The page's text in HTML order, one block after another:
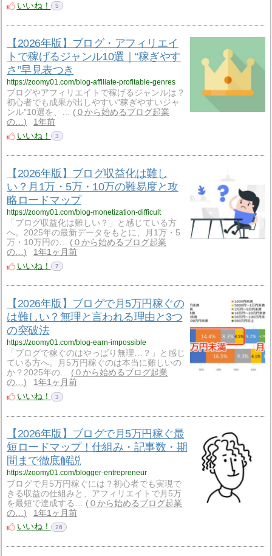
いいね！
5
【2026年版】ブログ・アフィリエイ
トで稼げるジャンル10選｜“稼ぎやす
さ”早見表つき
https://zoomy01.com/blog-affiliate-profitable-genres
ブログやアフィリエイトで稼げるジャンルは？
初心者でも成果が出しやすい“稼ぎやすいジャ
ンル”10選を、…
０から始めるブログ起業
の…
1年前
いいね！
3
【2026年版】ブログ収益化は難し
い？月1万・5万・10万の難易度と攻
略ロードマップ
https://zoomy01.com/blog-monetization-difficult
「ブログ収益化は難しい？」と感じている方
へ。2025年の最新データをもとに、月1万・5
万・10万円の…
０から始めるブログ起業
の…
1年1ヶ月前
いいね！
7
【2026年版】ブログで月5万円稼ぐの
は難しい？無理と言われる理由と3つ
の突破法
https://zoomy01.com/blog-earn-impossible
「ブログで稼ぐのはやっぱり無理…？」と感じ
ている方へ。月5万円稼ぐのは本当に難しいの
か？2025年の…
０から始めるブログ起業
の…
1年1ヶ月前
いいね！
3
【2026年版】ブログで月5万円稼ぐ最
短ロードマップ！仕組み・記事数・期
間まで徹底解説
https://zoomy01.com/blogger-entrepreneur
ブログで月5万円稼ぐには？初心者でも実現で
きる収益の仕組みと、アフィリエイトで月5万
を最短で達成する…
０から始めるブログ起業
の…
1年1ヶ月前
いいね！
26